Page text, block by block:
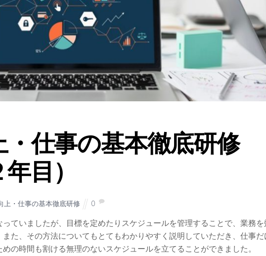
仕事の基本徹底研修
目）
上・仕事の基本徹底研修 0
っていましたが、目標を定めたりスケジュールを管理することで、業務を
た、その方法についてもとてもわかりやすく説明していただき、仕事だ
の時間も割ける無理のないスケジュールを立てることができました。